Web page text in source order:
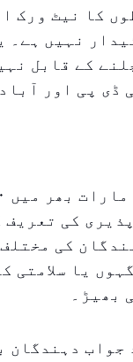
کا نیٹ ورک
نہیں ہے۔
ڈی پی اور
کی
کی
یا سلامتی
بھیڑ۔
صرف ۳۳ فیصد